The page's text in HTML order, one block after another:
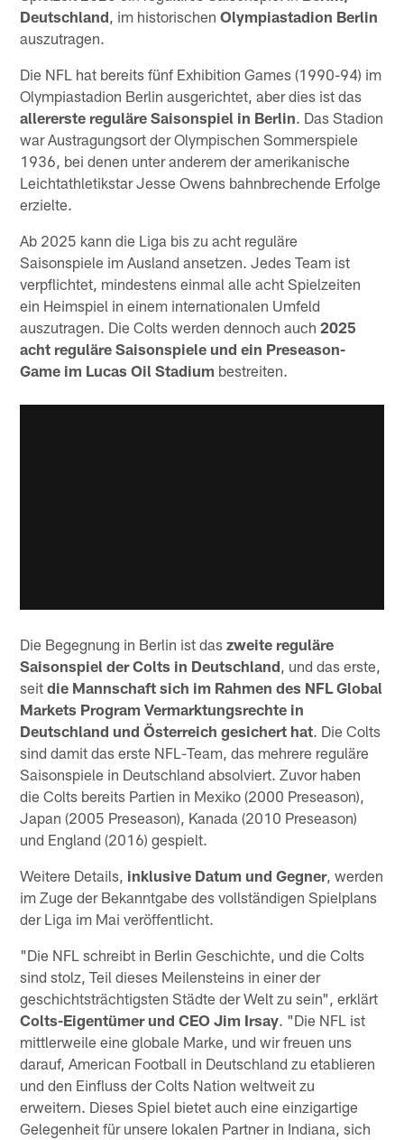
Deutschland , im historischenOlympiastadion Berlin
auszutragen.
Die NFL hat bereits fünf Exhibition Games (1990-94) im
Olympiastadion Berlin ausgerichtet, aber dies ist das
allererste reguläre Saisonspiel in Berlin. Das Stadion
war Austragungsort der Olympischen Sommerspiele
1936, bei denen unter anderem der amerikanische
Leichtathletikstar Jesse Owens bahnbrechende Erfolge
erzielte.
Ab 2025 kann die Liga bis zu acht reguläre
Saisonspiele im Ausland ansetzen. Jedes Team ist
verpflichtet, mindestens einmal alle acht Spielzeiten
ein Heimspiel in einem internationalen Umfeld
auszutragen. Die Colts werden dennoch auch2025
acht reguläre Saisonspiele und ein Preseason-
Game im Lucas Oil Stadium bestreiten.
Die Begegnung in Berlin ist daszweite reguläre
Saisonspiel der Colts in Deutschland, und das erste,
seitdie Mannschaft sich im Rahmen des NFL Global
Markets Program Vermarktungsrechte in
Deutschland und Österreich gesichert hat. Die Colts
sind damit das erste NFL-Team, das mehrere reguläre
Saisonspiele in Deutschland absolviert. Zuvor haben
die Colts bereits Partien in Mexiko (2000 Preseason),
Japan (2005 Preseason), Kanada (2010 Preseason)
und England (2016) gespielt.
Weitere Details, inklusive Datum und Gegner, werden
im Zuge der Bekanntgabe des vollständigen Spielplans
der Liga im Mai veröffentlicht.
"Die NFL schreibt in Berlin Geschichte, und die Colts
sind stolz, Teil dieses Meilensteins in einer der
geschichtsträchtigsten Städte der Welt zu sein", erklärt
Colts-Eigentümer und CEO Jim Irsay. "Die NFL ist
mittlerweile eine globale Marke, und wir freuen uns
darauf, American Football in Deutschland zu etablieren
und den Einfluss der Colts Nation weltweit zu
erweitern. Dieses Spiel bietet auch eine einzigartige
Gelegenheit für unsere lokalen Partner in Indiana, sich